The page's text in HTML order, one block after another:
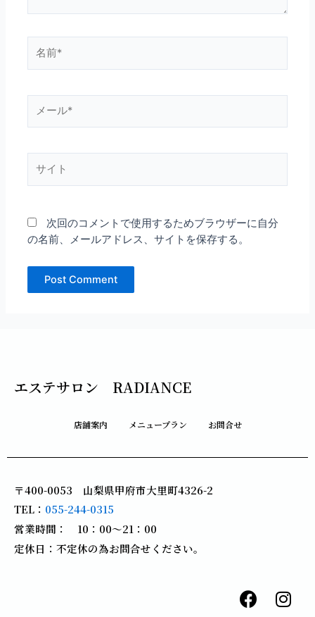
前
ー
*
次回のコメントで使用するためブラウザーに自分
の名前、メールアドレス、サイトを保存する。
エステサロン RADIANCE
店舗案内 メニュープラン お問合せ
〒400-0053 山梨県甲府市大里町4326-2
TEL： 055-244-0315
営業時間： 10：00～21：00
定休日：不定休の為お問合せください。
F
a
I
n